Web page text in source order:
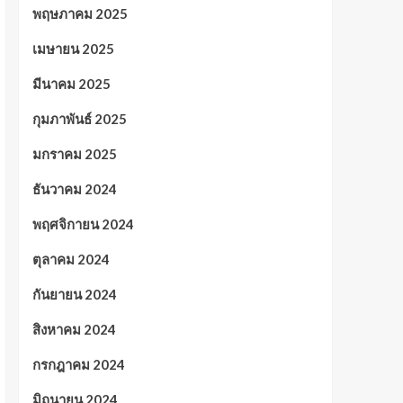
พฤษภาคม 2025
เมษายน 2025
มีนาคม 2025
กุมภาพันธ์ 2025
มกราคม 2025
ธันวาคม 2024
พฤศจิกายน 2024
ตุลาคม 2024
กันยายน 2024
สิงหาคม 2024
กรกฎาคม 2024
มิถุนายน 2024